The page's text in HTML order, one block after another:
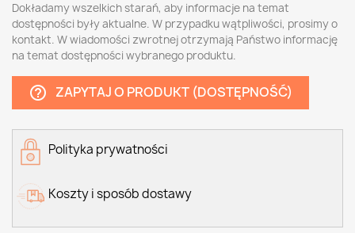
Dokładamy wszelkich starań, aby informacje na temat
dostępności były aktualne. W przypadku wątpliwości, prosimy o
kontakt. W wiadomości zwrotnej otrzymają Państwo informację
na temat dostępności wybranego produktu.
help_outline ZAPYTAJ O PRODUKT (DOSTĘPNOŚĆ)
Polityka prywatności
Koszty i sposób dostawy